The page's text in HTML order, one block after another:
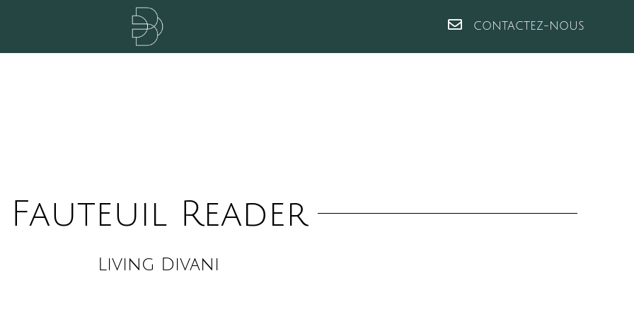
CONTACTEZ-NOUS
Fauteuil Reader
Living Divani